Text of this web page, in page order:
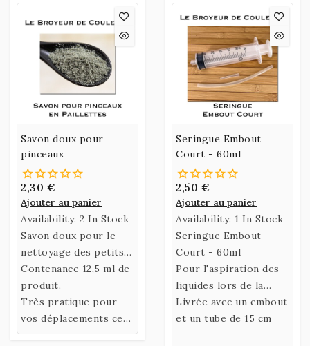
Savon doux pour
pinceaux
2,30 €
Ajouter au panier
Availability: 2 In Stock
Savon doux pour le
nettoyage des petits
pinceaux
Contenance 12,5 ml de
produit.
Très pratique pour
vos déplacements ce
petit conditionnement
Seringue Embout
Court - 60ml
2,50 €
Ajouter au panier
Availability: 1 In Stock
Seringue Embout
Court - 60ml
Pour l'aspiration des
liquides lors de la
fabrication de vos
couleurs
Livrée avec un embout
et un tube de 15 cm